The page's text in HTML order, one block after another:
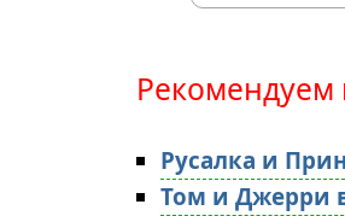
Рекомендуем
Русалка и
Том и Джерри